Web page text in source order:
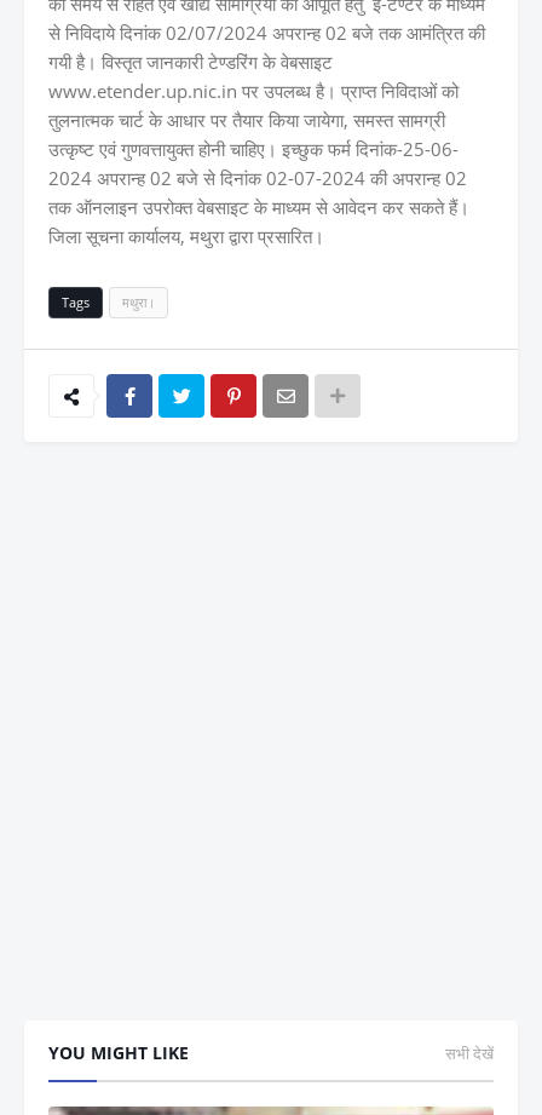
से निविदाये दिनांक 02/07/2024 अपरान्ह 02 बजे तक आमंत्रित की
गयी है। विस्तृत जानकारी टेण्डरिंग के वेबसाइट
www.etender.up.nic.in पर उपलब्ध है। प्राप्त निविदाओं को
तुलनात्मक चार्ट के आधार पर तैयार किया जायेगा, समस्त सामग्री
उत्कृष्ट एवं गुणवत्तायुक्त होनी चाहिए। इच्छुक फर्म दिनांक-25-06-
2024 अपरान्ह 02 बजे से दिनांक 02-07-2024 की अपरान्ह 02
तक ऑनलाइन उपरोक्त वेबसाइट के माध्यम से आवेदन कर सकते हैं।
जिला सूचना कार्यालय, मथुरा द्वारा प्रसारित।
Tags मथुरा।
YOU MIGHT LIKE सभी देखें